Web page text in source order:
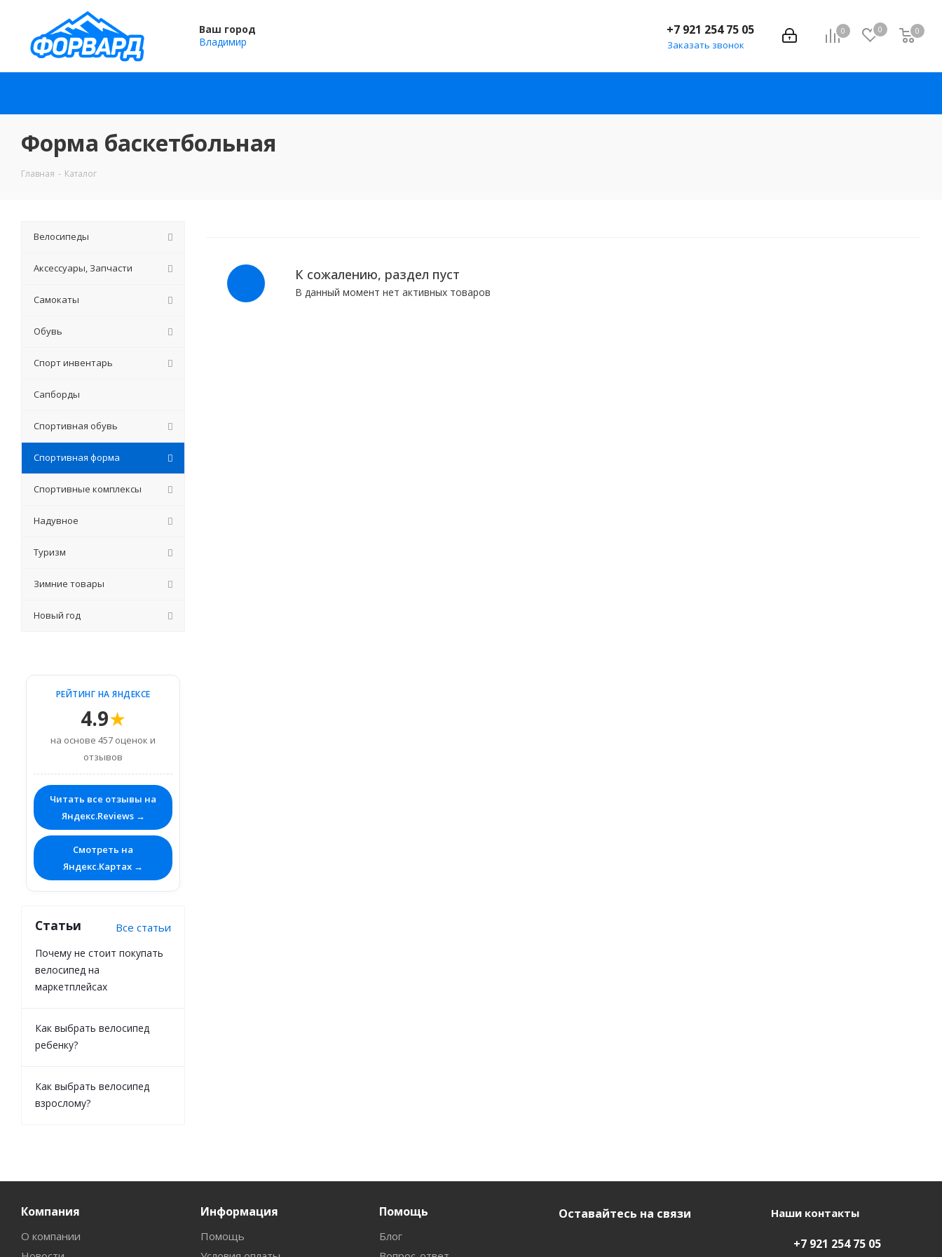
Ваш город
Владимир
0 0 0
+7 921 254 75 05
Заказать звонок
Форма баскетбольная
Главная - Каталог
К сожалению, раздел пуст
В данный момент нет активных товаров
Велосипеды
Аксессуары, Запчасти
Самокаты
Обувь
Спорт инвентарь
Сапборды
Спортивная обувь
Спортивная форма
Спортивные комплексы
Надувное
Туризм
Зимние товары
Новый год
РЕЙТИНГ НА ЯНДЕКСЕ
4.9★
на основе 457 оценок и
отзывов
Читать все отзывы на
Яндекс.Reviews →
Смотреть на
Яндекс.Картах →
Статьи Все статьи
Почему не стоит покупать
велосипед на
маркетплейсах
Как выбрать велосипед
ребенку?
Как выбрать велосипед
взрослому?
Компания
О компании
Информация
Помощь
Помощь
Блог
Оставайтесь на связи Наши контакты
+7 921 254 75 05